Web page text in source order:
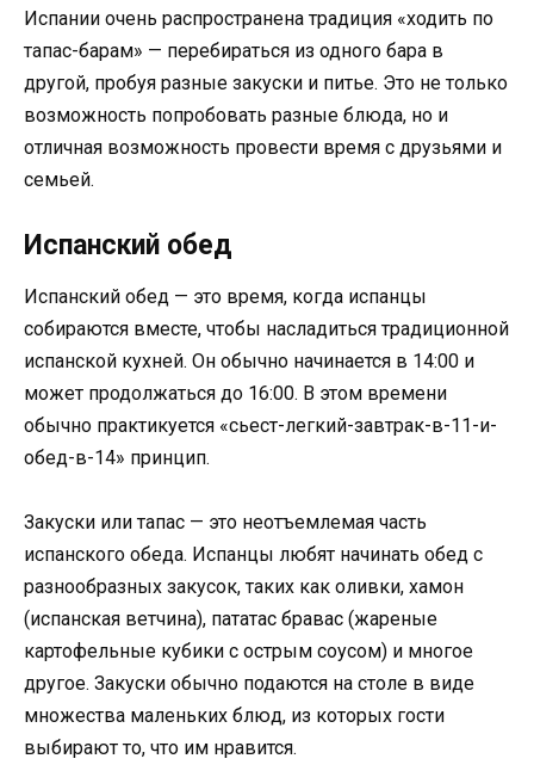
Испании очень распространена традиция «ходить по
тапас-барам» — перебираться из одного бара в
другой, пробуя разные закуски и питье. Это не только
возможность попробовать разные блюда, но и
отличная возможность провести время с друзьями и
семьей.
Испанский обед
Испанский обед — это время, когда испанцы
собираются вместе, чтобы насладиться традиционной
испанской кухней. Он обычно начинается в 14:00 и
может продолжаться до 16:00. В этом времени
обычно практикуется «сьест-легкий-завтрак-в-11-и-
обед-в-14» принцип.
Закуски или тапас — это неотъемлемая часть
испанского обеда. Испанцы любят начинать обед с
разнообразных закусок, таких как оливки, хамон
(испанская ветчина), пататас бравас (жареные
картофельные кубики с острым соусом) и многое
другое. Закуски обычно подаются на столе в виде
множества маленьких блюд, из которых гости
выбирают то, что им нравится.